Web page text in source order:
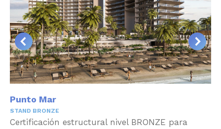
Punto Mar
STAND BRONZE
Certificación estructural nivel BRONZE para